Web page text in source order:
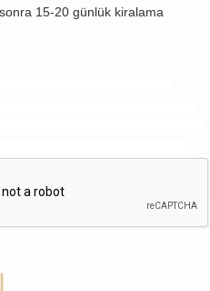
15-20 günlük kiralama